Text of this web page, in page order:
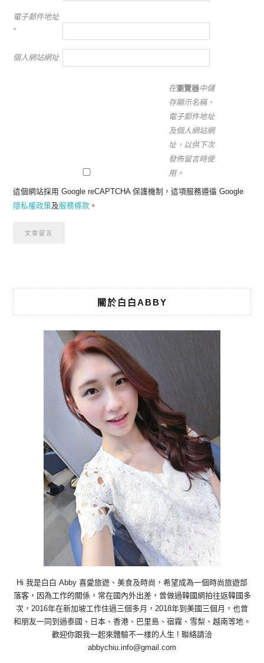
電子郵件地址
*
個人網站網址
在瀏覽器中儲
存顯示名稱、
電子郵件地址
及個人網站網
址，以供下次
發佈留言時使
用。
這個網站採用 Google reCAPTCHA 保護機制，這項服務遵循 Google
隱私權政策及服務條款 。
關於白白ABBY
Hi 我是白白 Abby 喜愛旅遊、美食及時尚，希望成為一個時尚旅遊部
落客，因為工作的關係，常在國內外出差，曾做過韓國網拍往返韓國多
次，2016年在新加坡工作住過三個多月，2018年到美國三個月，也曾
和朋友一同到過泰國、日本、香港、巴里島、宿霧、雪梨、越南等地。
歡迎你跟我一起來體驗不一樣的人生 ! 聯絡請洽
abbychiu.info@gmail.com